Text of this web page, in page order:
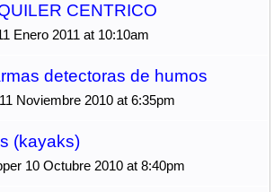
CENTRICO
Enero 2011 at 10:10am
detectoras de humos
Noviembre 2010 at 6:35pm
(kayaks)
10 Octubre 2010 at 8:40pm